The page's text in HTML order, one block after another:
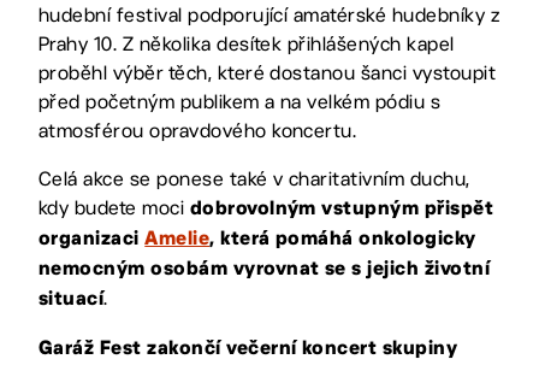
hudební festival podporující amatérské hudebníky z
Prahy 10. Z několika desítek přihlášených kapel
proběhl výběr těch, které dostanou šanci vystoupit
před početným publikem a na velkém pódiu s
atmosférou opravdového koncertu.
Celá akce se ponese také v charitativním duchu,
kdy budete moci dobrovolným vstupným přispět
organizaciAmelie, která pomáhá onkologicky
nemocným osobám vyrovnat se s jejich životní
situací.
Garáž Fest zakončí večerní koncert skupiny